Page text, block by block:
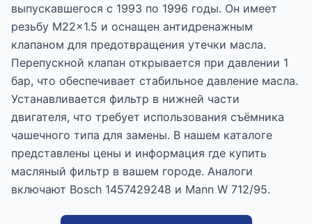
выпускавшегося с 1993 по 1996 годы. Он имеет
резьбу M22x1.5 и оснащен антидренажным
клапаном для предотвращения утечки масла.
Перепускной клапан открывается при давлении 1
бар, что обеспечивает стабильное давление масла.
Устанавливается фильтр в нижней части
двигателя, что требует использования съёмника
чашечного типа для замены. В нашем каталоге
представлены цены и информация где купить
масляный фильтр в вашем городе. Аналоги
включают Bosch 1457429248 и Mann W 712/95.